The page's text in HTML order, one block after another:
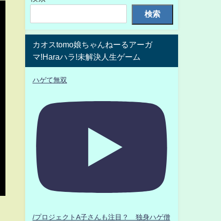
検索
カオスtomo娘ちゃんねーるアーガ
マ!Haraハラ!未解決人生ゲーム
ハゲて無双
/プロジェクトA子さんも注目？ 独身ハゲ僧